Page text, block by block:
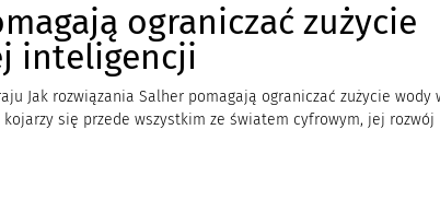
ograniczać zużycie
inteligencji
Jak rozwiązania Salher pomagają ograniczać zużycie wody
się przede wszystkim ze światem cyfrowym, jej rozwój